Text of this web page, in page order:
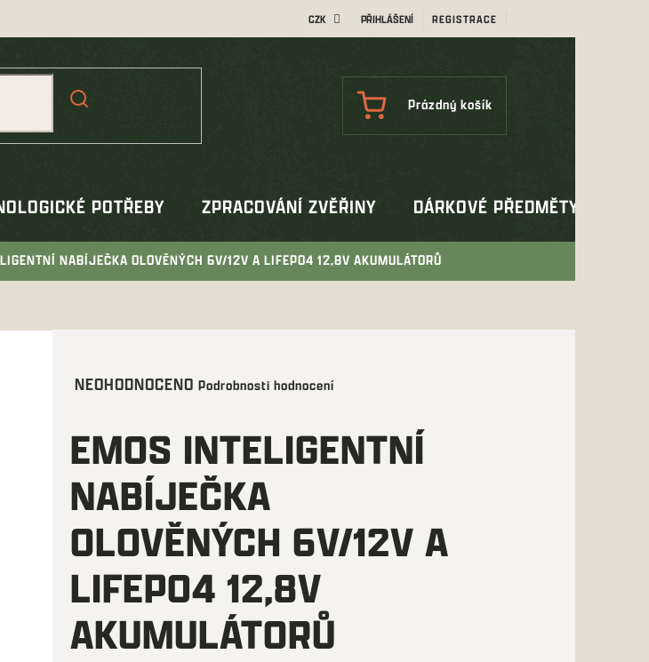
CZK PŘIHLÁŠENÍ REGISTRACE
NÁKUPNÍ
Prázdný košík
POTŘEBY ZPRACOVÁNÍ ZVĚŘINY DÁRKOVÉ PŘEDMĚTY
NABÍJEČKA OLOVĚNÝCH 6V/12V A LIFEP04 12,8V AKUMULÁTORŮ
Průměrné
je
0,0
z
NEOHODNOCENO Podrobnosti hodnocení
EMOS INTELIGENTNÍ
NABÍJEČKA
OLOVĚNÝCH 6V/12V A
LIFEP04 12,8V
AKUMULÁTORŮ